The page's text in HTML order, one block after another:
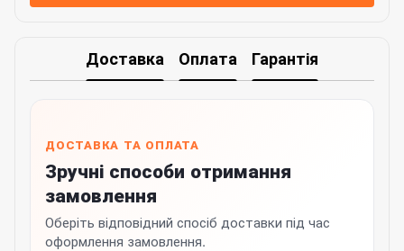
Доставка Оплата Гарантія
ДОСТАВКА ТА ОПЛАТА
Зручні способи отримання
замовлення
Оберіть відповідний спосіб доставки під час
оформлення замовлення.